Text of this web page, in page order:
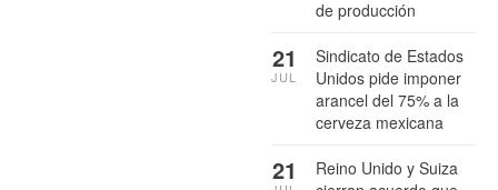
de producción
Sindicato de Estados
Unidos pide imponer
arancel del 75% a la
cerveza mexicana
21
JUL
Reino Unido y Suiza
21